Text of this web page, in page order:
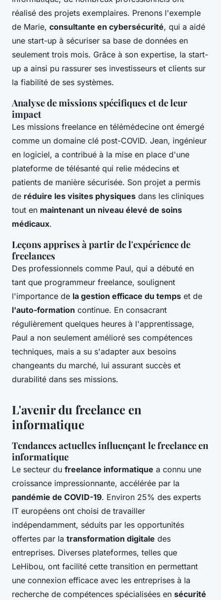
réalisé des projets exemplaires. Prenons l'exemple
de Marie, consultante en cybersécurité, qui a aidé
une start-up à sécuriser sa base de données en
seulement trois mois. Grâce à son expertise, la start-
up a ainsi pu rassurer ses investisseurs et clients sur
la fiabilité de ses systèmes.
Analyse de missions spécifiques et de leur
impact
Les missions freelance en télémédecine ont émergé
comme un domaine clé post-COVID. Jean, ingénieur
en logiciel, a contribué à la mise en place d'une
plateforme de télésanté qui relie médecins et
patients de manière sécurisée. Son projet a permis
de réduire les visites physiques dans les cliniques
tout en maintenant un niveau élevé de soins
médicaux.
Leçons apprises à partir de l'expérience de
freelances
Des professionnels comme Paul, qui a débuté en
tant que programmeur freelance, soulignent
l'importance de la gestion efficace du temps et de
l'auto-formation continue. En consacrant
régulièrement quelques heures à l'apprentissage,
Paul a non seulement amélioré ses compétences
techniques, mais a su s'adapter aux besoins
changeants du marché, lui assurant succès et
durabilité dans ses missions.
L'avenir du freelance en
informatique
Tendances actuelles influençant le freelance en
informatique
Le secteur du freelance informatique a connu une
croissance impressionnante, accélérée par la
pandémie de COVID-19. Environ 25% des experts
IT européens ont choisi de travailler
indépendamment, séduits par les opportunités
offertes par la transformation digitale des
entreprises. Diverses plateformes, telles que
LeHibou, ont facilité cette transition en permettant
une connexion efficace avec les entreprises à la
recherche de compétences spécialisées en sécurité